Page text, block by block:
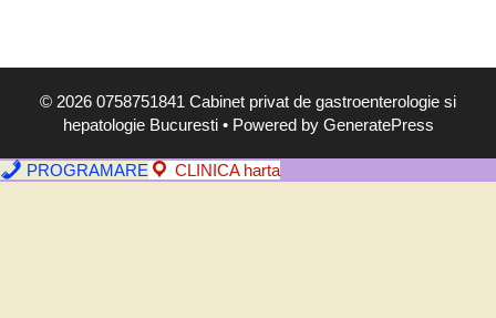
p
o
m
© 2026 0758751841 Cabinet privat de gastroenterologie si
hepatologie Bucuresti• Powered by GeneratePress
PROGRAMARE CLINICA harta